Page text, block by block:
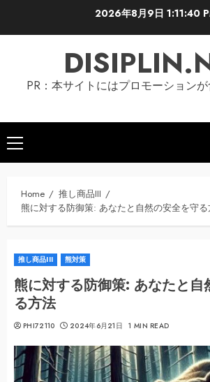
2026年8月9日1:11:42
PR：本サイトにはプロモーション
Primary
Menu
Home
推し商品III
熊に対する防御策: あなたと自然の安全を守
推し商品III 熊対策
熊に対する防御策: あなたと自
る方法
PHI72110 2024年6月21日 1 MIN READ